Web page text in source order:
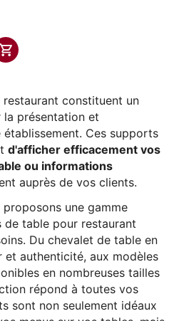
constituent un
la présentation et
Ces supports
d'afficher efficacement vos
ou informations
auprès de vos clients.
une gamme
table pour restaurant
Du chevalet de table en
authenticité, aux modèles
en nombreuses tailles
répond à toutes vos
sont non seulement idéaux